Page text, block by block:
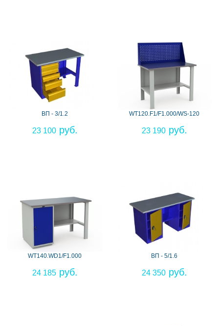
ВП - 3/1.2
23 100
WT120.F1/F1.000/WS-120
23 190
WT140.WD1/F1.000
24 185
ВП - 5/1.6
24 350